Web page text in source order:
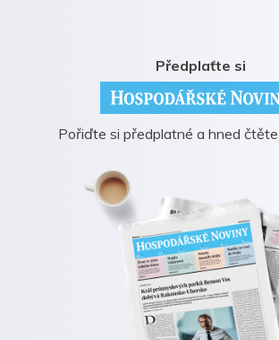
Předplaťte si
Pořiďte si předplatné a hned čtěte